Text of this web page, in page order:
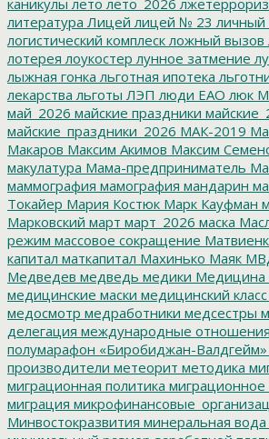
литература Лицей лицей № 23 личный
логистический комплеск ложный вызов
лотерея лоукостер лунное затмение
лыжная гонка льготная ипотека
лекарства льготы ЛЭП люди ЕАО люк
май_2026 майские праздники
майские_праздники_2026 МАК-2019
Макаров Максим Акимов Максим
макулатура Мама-предприниматель
маммография мамография мандарин
Токайер Мария Костюк Марк Кауфман
Марковский март март_2026 маска
режим массовое сокращение
капитал маткапитал Махинько Маяк
Медведев медведь медики Медицина
медицинские маски медицинский класс
медосмотр медработники медсестры
делегация международные отношения
полумарафон «Биробиджан-Валдгейм»
производители метеорит методика
миграционная политика миграционное
миграция
Минвостокразвития минеральная вода